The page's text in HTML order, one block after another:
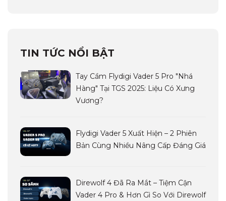
TIN TỨC NỔI BẬT
Tay Cầm Flydigi Vader 5 Pro "Nhá
Hàng" Tại TGS 2025: Liệu Có Xưng
Vương?
Flydigi Vader 5 Xuất Hiện – 2 Phiên
Bản Cùng Nhiều Nâng Cấp Đáng Giá
Direwolf 4 Đã Ra Mắt – Tiệm Cận
Vader 4 Pro & Hơn Gì So Với Direwolf